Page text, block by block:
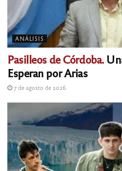
ANÁLISIS
Pasilleos de Córdoba.
Esperan por Arias
7 de agosto de 2026